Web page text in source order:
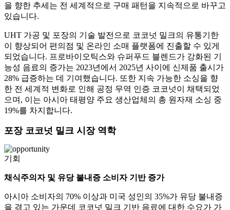
을 향한 추세는 전 세계적으로 구매 패턴을 지속적으로 바꾸고
있습니다.
UHT 가공 및 포장의 기술 발전으로 코코넛 밀크의 유통기한
이 향상되어 편의점 및 온라인 소매 플랫폼에 진출할 수 있게
되었습니다. 프로바이오틱스와 슈퍼푸드 블렌드가 강화된 기
능성 음료의 증가는 2023년에서 2025년 사이에 신제품 출시가
28% 급증하는 데 기여했습니다. 또한 지속 가능한 소싱을 향
한 전 세계적 변화로 인해 공정 무역 인증 코코넛이 채택되었
으며, 이는 아시아 태평양 주요 생산업체의 총 원자재 소싱 중
19%를 차지합니다.
포장 코코넛 밀크 시장 역학
기회
채식주의자 및 유당 불내증 소비자 기반 증가
아시아 소비자의 70% 이상과 미국 성인의 35%가 유당 불내증
을 겪고 있는 가운데 코코넛 밀크 기반 음료에 대한 수요가 가